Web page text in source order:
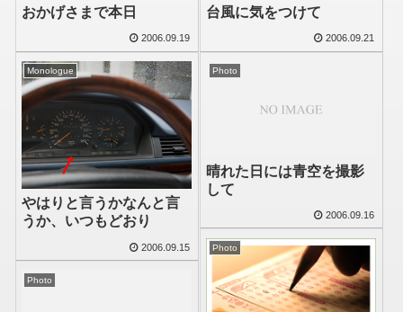
台風に気をつけて
2006.09.21
おかげさまで本日
2006.09.19
Photo
晴れた日には青空を撮影
して
2006.09.16
Monologue
やはりと言うかなんと言
うか、いつもどおり
2006.09.15 Photo
Photo